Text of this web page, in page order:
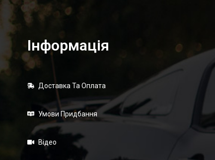
Інформація
Доставка Та Оплата
Умови Придбання
Відео